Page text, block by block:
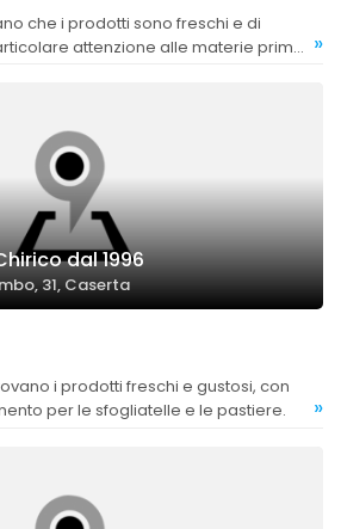
attenzione alle materie prime »
dal 1996
31, Caserta
per le sfogliatelle e le pastiere.
»